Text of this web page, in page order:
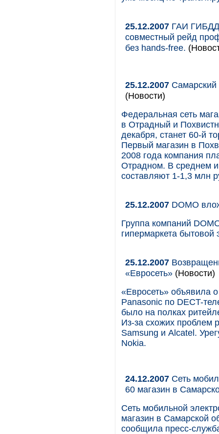
25.12.2007 ГАИ ГИБДД
совместный рейд
без hands-free.
25.12.2007
(Новости)
Федеральная сеть
в Отрадный и
декабря, станет 60-й
Первый магазин в
2008 года компания
Отрадном. В среднем
составляют 1-1,3 млн
25.12.2007 DOMO
Группа компаний
гипермаркета
25.12.2007
«Евросеть» (Новости)
«Евросеть» объявила
Panasonic по DECT-
было на полках
Из-за схожих проблем
Samsung и Alcatel.
Nokia.
24.12.2007 Сеть
60 магазин в
Сеть мобильной
магазин в Самарской
сообщила пресс-